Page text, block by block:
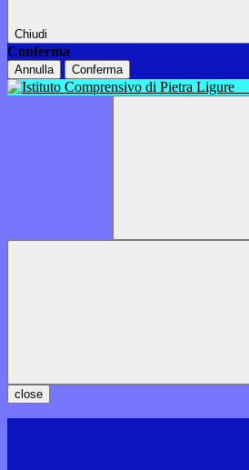
Chiudi
Conferma
Annulla Conferma
close